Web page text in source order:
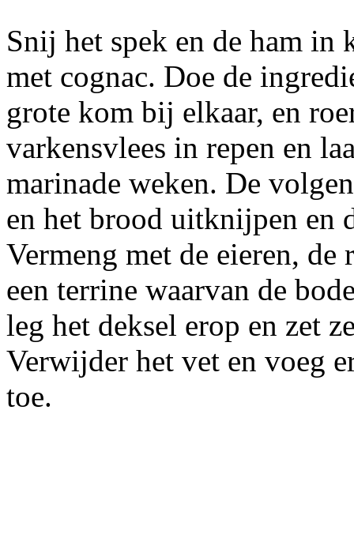
Snij het spek en de ham in
met cognac. Doe de
grote kom bij elkaar, en
varkensvlees in repen en
marinade weken. De
en het brood uitknijpen en
Vermeng met de eieren,
een terrine waarvan de
leg het deksel erop en zet
Verwijder het vet en voeg
toe.